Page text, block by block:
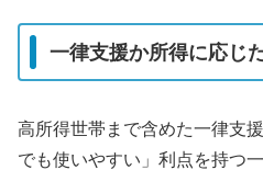
一律支援か所得に応じ
高所得世帯まで含めた一律支
でも使いやすい」利点を持つ